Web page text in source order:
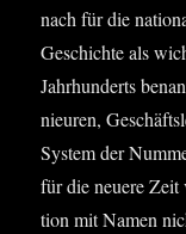
nach für die
Geschich­te als
Jahr­hun­derts
nieu­ren,
Sys­tem der
für die neue­re
ti­on mit Namen